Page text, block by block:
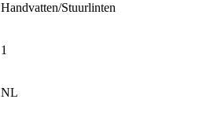
Handvatten/Stuurlinten
1
NL